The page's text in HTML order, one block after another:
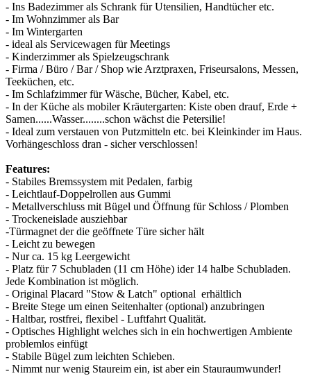
- Ins Badezimmer als Schrank für Utensilien, Handtücher etc.
- Im Wohnzimmer als Bar
- Im Wintergarten
- ideal als Servicewagen für Meetings
- Kinderzimmer als Spielzeugschrank
- Firma / Büro / Bar / Shop wie Arztpraxen, Friseursalons, Messen,
Teeküchen, etc.
- Im Schlafzimmer für Wäsche, Bücher, Kabel, etc.
- In der Küche als mobiler Kräutergarten: Kiste oben drauf, Erde +
Samen......Wasser........schon wächst die Petersilie!
- Ideal zum verstauen von Putzmitteln etc. bei Kleinkinder im Haus.
Vorhängeschloss dran - sicher verschlossen!
Features:
- Stabiles Bremssystem mit Pedalen, farbig
- Leichtlauf-Doppelrollen aus Gummi
- Metallverschluss mit Bügel und Öffnung für Schloss / Plomben
- Trockeneislade ausziehbar
-Türmagnet der die geöffnete Türe sicher hält
- Leicht zu bewegen
- Nur ca. 15 kg Leergewicht
- Platz für 7 Schubladen (11 cm Höhe) ider 14 halbe Schubladen.
Jede Kombination ist möglich.
- Original Placard "Stow & Latch" optional erhältlich
- Breite Stege um einen Seitenhalter (optional) anzubringen
- Haltbar, rostfrei, flexibel - Luftfahrt Qualität.
- Optisches Highlight welches sich in ein hochwertigen Ambiente
problemlos einfügt
- Stabile Bügel zum leichten Schieben.
- Nimmt nur wenig Staureim ein, ist aber ein Stauraumwunder!